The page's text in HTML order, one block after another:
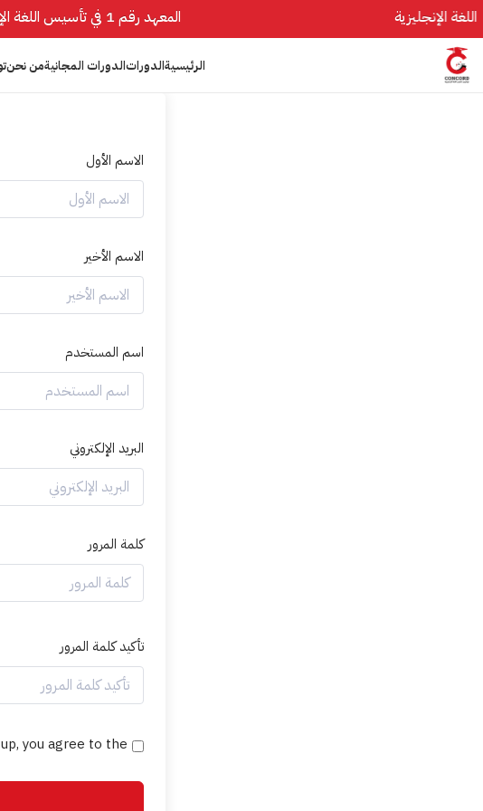
المعهد رقم 1 في تأسيس اللغة الإنجليزية
الرئيسيةالدوراتالدورات المجانيةمن نحن
الاسم الأول
الاسم الأخير
اسم المستخدم
البريد الإلكتروني
كلمة المرور
تأكيد كلمة المرور
you agree to the